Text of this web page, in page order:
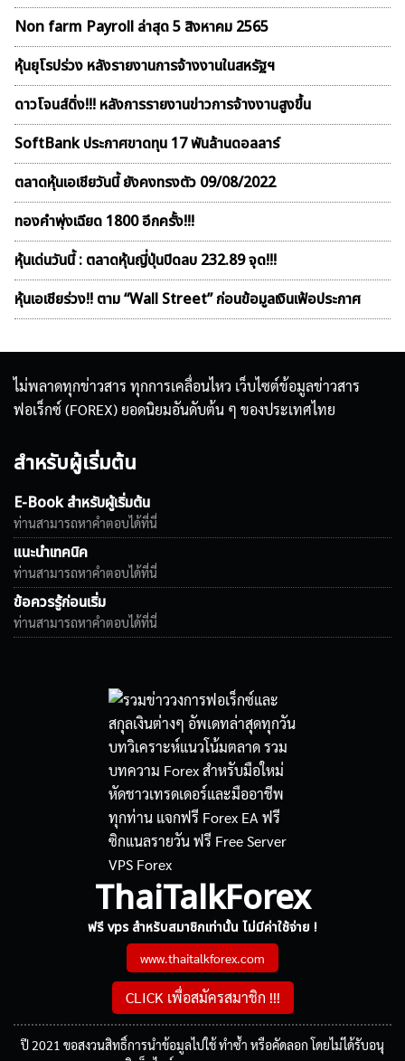
Non farm Payroll ล่าสุด 5 สิงหาคม 2565
หุ้นยุโรปร่วง หลังรายงานการจ้างงานในสหรัฐฯ
ดาวโจนส์ดิ่ง!!! หลังการรายงานข่าวการจ้างงานสูงขึ้น
SoftBank ประกาศขาดทุน 17 พันล้านดอลลาร์
ตลาดหุ้นเอเชียวันนี้ ยังคงทรงตัว 09/08/2022
ทองคำพุ่งเฉียด 1800 อีกครั้ง!!!
หุ้นเด่นวันนี้ : ตลาดหุ้นญี่ปุ่นปิดลบ 232.89 จุด!!!
หุ้นเอเชียร่วง!! ตาม “Wall Street” ก่อนข้อมูลเงินเฟ้อประกาศ
ไม่พลาดทุกข่าวสาร ทุกการเคลื่อนไหว เว็บไซต์ข้อมูลข่าวสาร
ฟอเร็กซ์ (FOREX) ยอดนิยมอันดับต้น ๆ ของประเทศไทย
สำหรับผู้เริ่มต้น
E-Book สำหรับผู้เริ่มต้น
ท่านสามารถหาคำตอบได้ที่นี่
แนะนำเทคนิค
ท่านสามารถหาคำตอบได้ที่นี่
ข้อควรรู้ก่อนเริ่ม
ท่านสามารถหาคำตอบได้ที่นี่
ThaiTalkForex
ฟรี vps สำหรับสมาชิกเท่านั้น ไม่มีค่าใช้จ่าย !
www.thaitalkforex.com
CLICK เพื่อสมัครสมาชิก !!!
ปี 2021 ขอสงวนสิทธิ์การนำข้อมูลไปใช้ ทำซ้ำ หรือคัดลอก โดยไม่ได้รับอนุ